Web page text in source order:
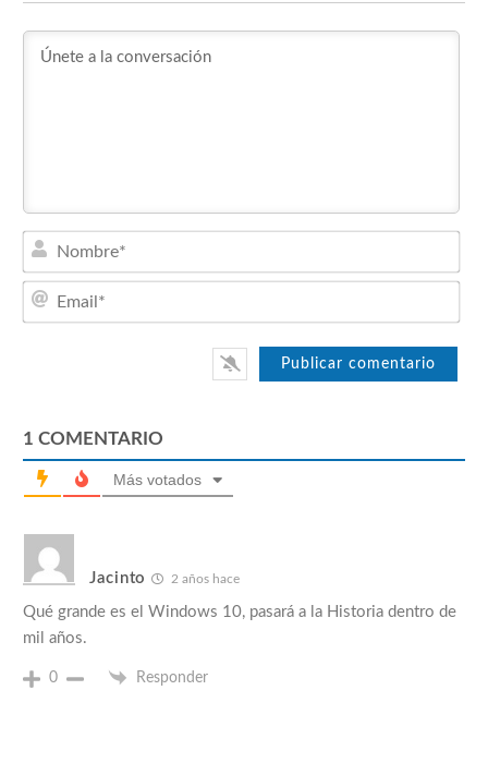
1 COMENTARIO
Más votados
Jacinto 2 años hace
Qué grande es el Windows 10, pasará a la Historia dentro de
mil años.
0 Responder